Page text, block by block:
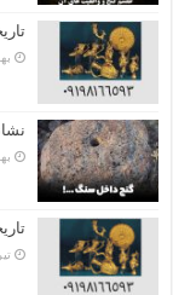
تیر ۲۲, ۱۴۰۴